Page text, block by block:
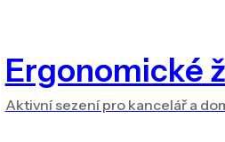
Ergonomické
Aktivní sezení pro kancelář a